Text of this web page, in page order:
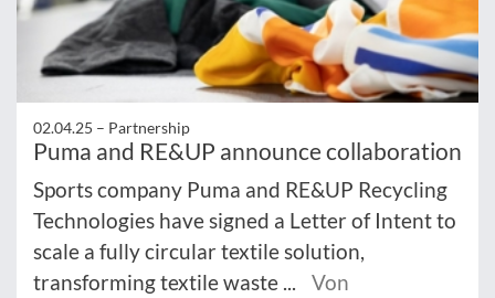
02.04.25 – Partnership
Puma and RE&UP announce collaboration
Sports company Puma and RE&UP Recycling
Technologies have signed a Letter of Intent to
scale a fully circular textile solution,
transforming textile waste ...
Von